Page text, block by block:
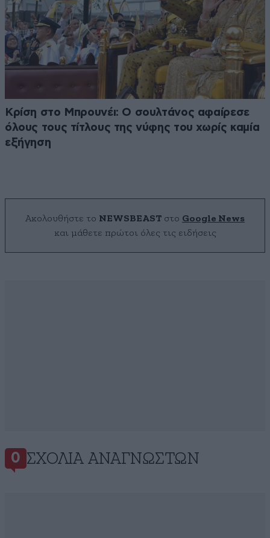
Κρίση στο Μπρουνέι: Ο σουλτάνος αφαίρεσε
όλους τους τίτλους της νύφης του χωρίς καμία
εξήγηση
Ακολουθήστε το NEWSBEAST στο Google News
και μάθετε πρώτοι όλες τις ειδήσεις
0 ΣΧΌΛΙΑ ΑΝΑΓΝΩΣΤΏΝ